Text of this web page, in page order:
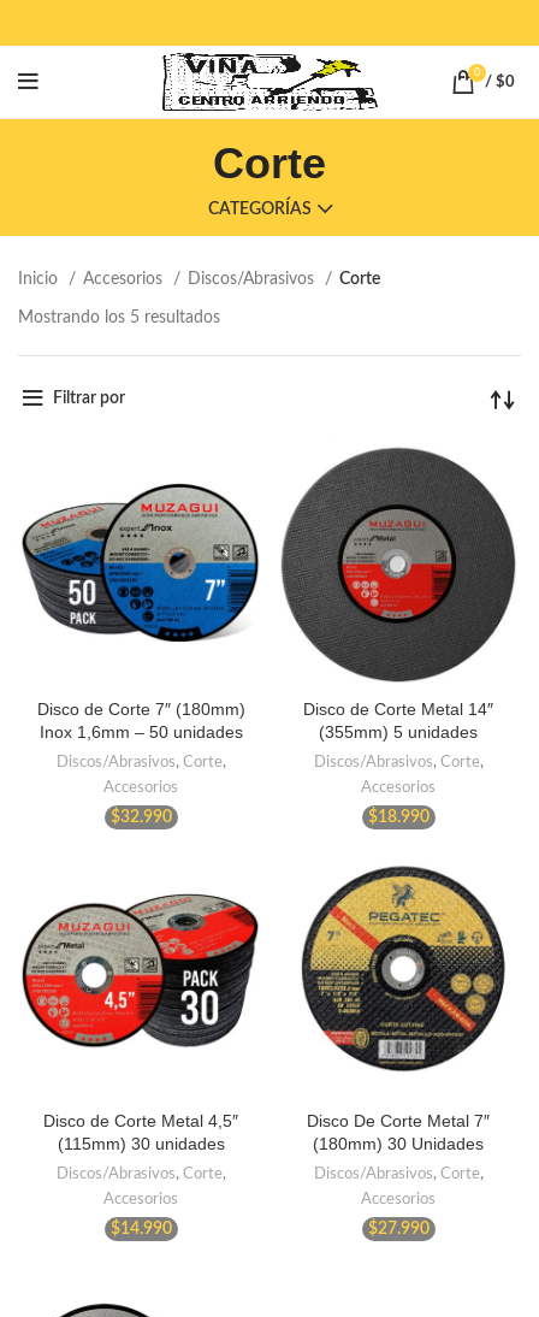
0
/ $0
Corte
CATEGORÍAS
Inicio Accesorios Discos/Abrasivos Corte
Mostrando los 5 resultados
Filtrar por
Disco de Corte 7″ (180mm)
Inox 1,6mm – 50 unidades
Discos/Abrasivos, Corte,
Accesorios
$32.990
Disco de Corte Metal 14″
(355mm) 5 unidades
Discos/Abrasivos, Corte,
Accesorios
$18.990
Disco de Corte Metal 4,5″
(115mm) 30 unidades
Discos/Abrasivos, Corte,
Accesorios
$14.990
Disco De Corte Metal 7″
(180mm) 30 Unidades
Discos/Abrasivos, Corte,
Accesorios
$27.990